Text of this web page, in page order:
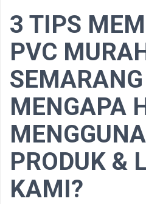
3 TIPS
PVC
MENGAPA
PRODUK &
KAMI?